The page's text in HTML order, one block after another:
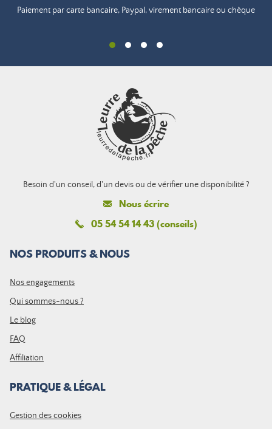
Paiement par carte bancaire, Paypal, virement bancaire ou chèque
Besoin d'un conseil, d'un devis ou de vérifier une disponibilité ?
Nous écrire
05 54 54 14 43 (conseils)
NOS PRODUITS & NOUS
Nos engagements
Qui sommes-nous ?
Le blog
FAQ
Affiliation
PRATIQUE & LÉGAL
Gestion des cookies